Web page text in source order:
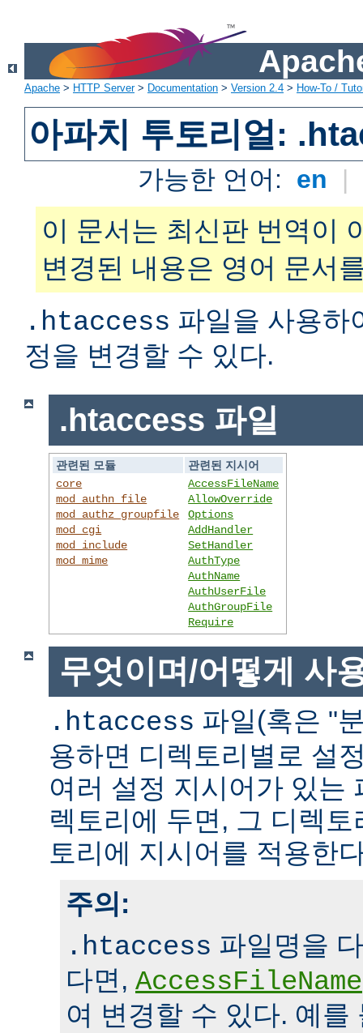
Apache > HTTP Server> Documentation > Version 2.4 > How-To /
아파치 투토리얼:
가능한 언어: en |
이 문서는 최신판 번역이
변경된 내용은 영어 문서
.htaccess 파일을 사용하
정을 변경할 수 있다.
.htaccess 파일
관련된 모듈
관련된 지시어
core
mod_authn_file
mod_authz_groupfile
mod_cgi
mod_include
mod_mime
AccessFileName
AllowOverride
Options
AddHandler
SetHandler
AuthType
AuthName
AuthUserFile
AuthGroupFile
Require
무엇이며/어떻게 사
.htaccess 파일(혹은 "
용하면 디렉토리별로 설
여러 설정 지시어가 있는
렉토리에 두면, 그 디렉
토리에 지시어를 적용한
주의:
.htaccess 파일명을
다면, AccessFileName
여 변경할 수 있다. 예